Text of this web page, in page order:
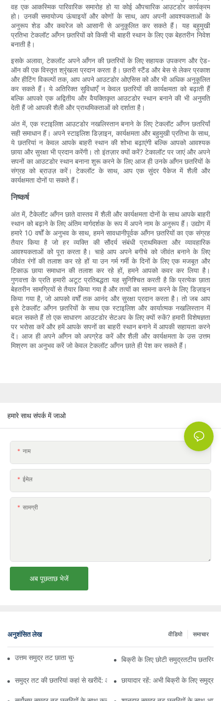
वह एक आकस्मिक पारिवारिक समारोह हो या कोई औपचारिक आउटडोर कार्यक्रम
हो। उनकी समायोज्य ऊंचाइयों और कोणों के साथ, आप अपनी आवश्यकताओं के
अनुरूप शेड और कवरेज को आसानी से अनुकूलित कर सकते हैं। यह बहुमुखी
प्रतिभा टेकलॉट आँगन छतरियों को किसी भी बाहरी स्थान के लिए एक बेहतरीन निवेश
बनाती है।
इसके अलावा, टेकलॉट अपने आँगन की छतरियों के लिए सहायक उपकरण और ऐड-
ऑन की एक विस्तृत श्रृंखला प्रदान करता है। छतरी स्टैंड और बेस से लेकर प्रकाश
और हीटिंग विकल्पों तक, आप अपने आउटडोर ओएसिस को और भी अधिक अनुकूलित
कर सकते हैं। ये अतिरिक्त सुविधाएँ न केवल छतरियों की कार्यक्षमता को बढ़ाती हैं
बल्कि आपको एक अद्वितीय और वैयक्तिकृत आउटडोर स्थान बनाने की भी अनुमति
देती हैं जो आपकी शैली और प्राथमिकताओं को दर्शाता है।
अंत में, एक स्टाइलिश आउटडोर नखलिस्तान बनाने के लिए टेकलॉट आँगन छतरियाँ
सही समाधान हैं। अपने स्टाइलिश डिज़ाइन, कार्यक्षमता और बहुमुखी प्रतिभा के साथ,
ये छतरियां न केवल आपके बाहरी स्थान की शोभा बढ़ाएंगी बल्कि आपको आवश्यक
छाया और सुरक्षा भी प्रदान करेंगी। तो इंतज़ार क्यों करें? टेकालॉट पर जाएं और अपने
सपनों का आउटडोर स्थान बनाना शुरू करने के लिए आज ही उनके आँगन छतरियों के
संग्रह को ब्राउज़ करें। टेकलॉट के साथ, आप एक सुंदर पैकेज में शैली और
कार्यक्षमता दोनों पा सकते हैं।
निष्कर्ष
अंत में, टैकेलॉट आँगन छाते वास्तव में शैली और कार्यक्षमता दोनों के साथ आपके बाहरी
स्थान को बढ़ाने के लिए अंतिम मार्गदर्शक के रूप में अपने नाम के अनुरूप हैं। उद्योग में
हमारे 10 वर्षों के अनुभव के साथ, हमने सावधानीपूर्वक आँगन छतरियों का एक संग्रह
तैयार किया है जो हर व्यक्ति की सौंदर्य संबंधी प्राथमिकता और व्यावहारिक
आवश्यकताओं को पूरा करता है। चाहे आप अपने बगीचे को जीवंत बनाने के लिए
जीवंत रंगों की तलाश कर रहे हों या उन गर्म गर्मी के दिनों के लिए एक मजबूत और
टिकाऊ छाया समाधान की तलाश कर रहे हों, हमने आपको कवर कर लिया है।
गुणवत्ता के प्रति हमारी अटूट प्रतिबद्धता यह सुनिश्चित करती है कि प्रत्येक छाता
बेहतरीन सामग्रियों से तैयार किया गया है और तत्वों का सामना करने के लिए डिज़ाइन
किया गया है, जो आपको वर्षों तक आनंद और सुरक्षा प्रदान करता है। तो जब आप
इसे टेकलॉट आँगन छतरियों के साथ एक स्टाइलिश और कार्यात्मक नखलिस्तान में
बदल सकते हैं तो एक साधारण आउटडोर सेटअप के लिए क्यों रुकें? हमारी विशेषज्ञता
पर भरोसा करें और हमें आपके सपनों का बाहरी स्थान बनाने में आपकी सहायता करने
दें। आज ही अपने आँगन को अपग्रेड करें और शैली और कार्यक्षमता के उस उत्तम
मिश्रण का अनुभव करें जो केवल टेकलॉट आँगन छाते ही पेश कर सकते हैं।
हमारे साथ संपर्क में जाओ
नाम
ईमेल
सामग्री
अब पूछताछ भेजें
अनुशंसित लेख समाचार
वीडियो
उत्तम समुद्र तट छाता चुनने के लिए अंतिम मार्गदर्शिकाबिक्री के लिए छोटी समुद्रतटीय
समुद्र तट की छतरियां कहां से खरीदें: आपकी सनशेड आवश्यकताओं के लिए शीर्ष स्टोर
छायादार रहें: अभी बिक्री के लिए